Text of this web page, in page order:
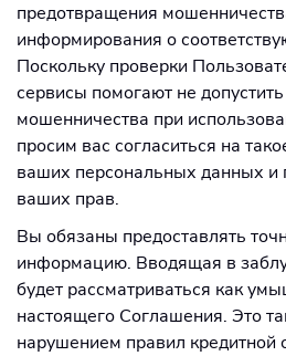
предотвращения
информирования о
Поскольку проверки
сервисы помогают не
мошенничества при
просим вас согласиться на
ваших персональных данных и
ваших прав.
Вы обязаны предоставлять
информацию. Вводящая в
будет рассматриваться как
настоящего Соглашения. Это
нарушением правил кредитной